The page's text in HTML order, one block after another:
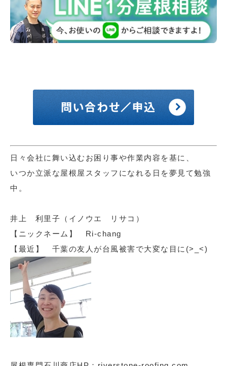
日々会社に舞い込むお困り事や作業内容を基に、
いつか立派な屋根屋スタッフになれる日を夢見て勉強
中。
井上 利里子（イノウエ リサコ）
【ニックネーム】 Ri-chang
【最近】 千葉の友人が台風被害で大変な目に(>_<)